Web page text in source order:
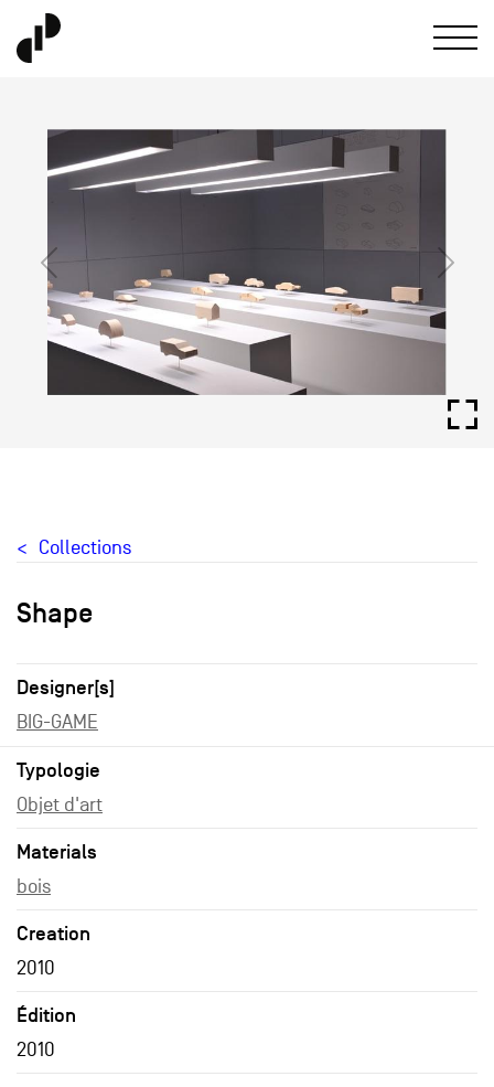
Collections
Shape
Designer[s]
BIG-GAME
Typologie
Objet d'art
Materials
bois
Creation
2010
Édition
2010